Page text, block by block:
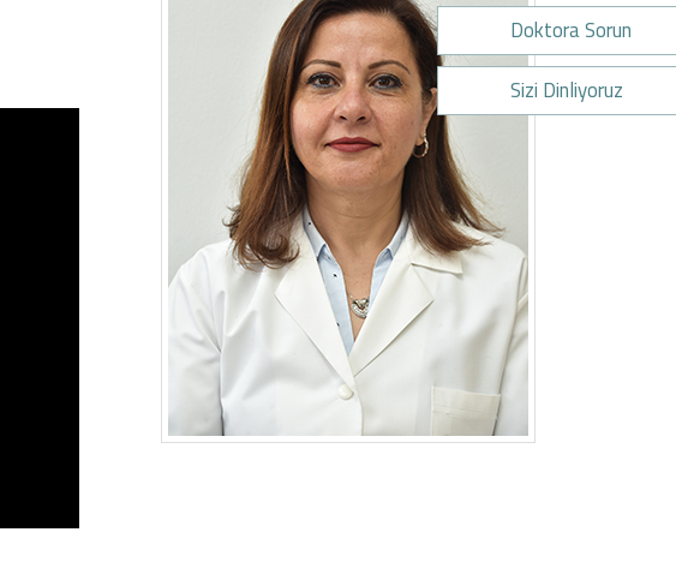
Doktora Sorun
Sizi Dinliyoruz